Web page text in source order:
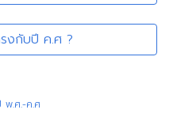
งกับปี ค.ศ ?
พ.ศ.-ค.ศ